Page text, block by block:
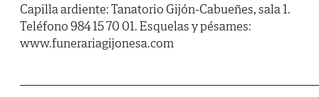
Capilla ardiente: Tanatorio Gijón-Cabueñes, sala 1.
Teléfono 984 15 70 01. Esquelas y pésames:
www.funerariagijonesa.com